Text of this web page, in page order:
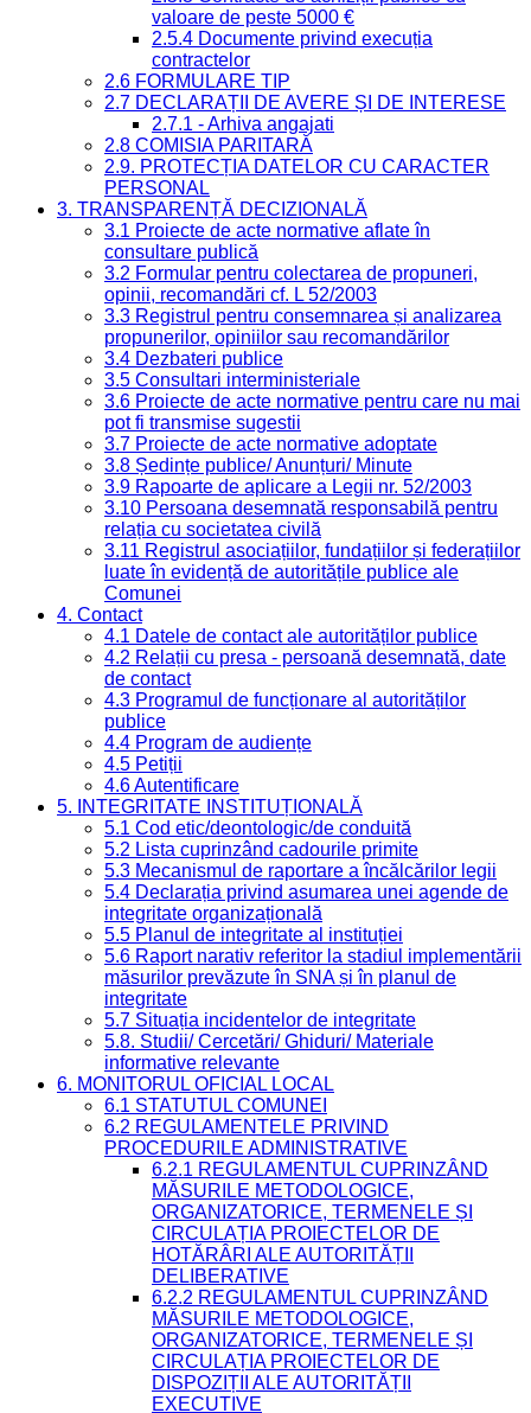
valoare de peste 5000 €
2.5.4 Documente privind execuția
contractelor
2.6 FORMULARE TIP
2.7 DECLARAȚII DE AVERE ȘI DE INTERESE
2.7.1 - Arhiva angajati
2.8 COMISIA PARITARĂ
2.9. PROTECȚIA DATELOR CU CARACTER
PERSONAL
3. TRANSPARENȚĂ DECIZIONALĂ
3.1 Proiecte de acte normative aflate în
consultare publică
3.2 Formular pentru colectarea de propuneri,
opinii, recomandări cf. L 52/2003
3.3 Registrul pentru consemnarea și analizarea
propunerilor, opiniilor sau recomandărilor
3.4 Dezbateri publice
3.5 Consultari interministeriale
3.6 Proiecte de acte normative pentru care nu mai
pot fi transmise sugestii
3.7 Proiecte de acte normative adoptate
3.8 Ședințe publice/ Anunțuri/ Minute
3.9 Rapoarte de aplicare a Legii nr. 52/2003
3.10 Persoana desemnată responsabilă pentru
relația cu societatea civilă
3.11 Registrul asociațiilor, fundațiilor și federațiilor
luate în evidență de autoritățile publice ale
Comunei
4. Contact
4.1 Datele de contact ale autorităților publice
4.2 Relații cu presa - persoană desemnată, date
de contact
4.3 Programul de funcționare al autorităților
publice
4.4 Program de audiențe
4.5 Petiții
4.6 Autentificare
5. INTEGRITATE INSTITUȚIONALĂ
5.1 Cod etic/deontologic/de conduită
5.2 Lista cuprinzând cadourile primite
5.3 Mecanismul de raportare a încălcărilor legii
5.4 Declarația privind asumarea unei agende de
integritate organizațională
5.5 Planul de integritate al instituției
5.6 Raport narativ referitor la stadiul implementării
măsurilor prevăzute în SNA și în planul de
integritate
5.7 Situația incidentelor de integritate
5.8. Studii/ Cercetări/ Ghiduri/ Materiale
informative relevante
6. MONITORUL OFICIAL LOCAL
6.1 STATUTUL COMUNEI
6.2 REGULAMENTELE PRIVIND
PROCEDURILE ADMINISTRATIVE
6.2.1 REGULAMENTUL CUPRINZÂND
MĂSURILE METODOLOGICE,
ORGANIZATORICE, TERMENELE ȘI
CIRCULAȚIA PROIECTELOR DE
HOTĂRÂRI ALE AUTORITĂȚII
DELIBERATIVE
6.2.2 REGULAMENTUL CUPRINZÂND
MĂSURILE METODOLOGICE,
ORGANIZATORICE, TERMENELE ȘI
CIRCULAȚIA PROIECTELOR DE
DISPOZIȚII ALE AUTORITĂȚII
EXECUTIVE